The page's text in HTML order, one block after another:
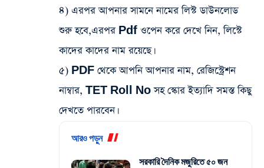
৪) এরপর আপনার সামনে নামের লিস্ট ডাউনলোড
শুরু হবে,এরপর Pdf ওপেন করে দেখে নিন, লিস্টে
কাদের কাদের নাম রয়েছে।
৫) PDF থেকে আপনি আপনার নাম, রেজিস্ট্রেশন
নাম্বার, TET Roll No সহ স্কোর ইত্যাদি সমস্ত কিছু
দেখতে পারবেন।
আরও পড়ুন
সরকারি দৈনিক মজুরিতে ৫০ জন